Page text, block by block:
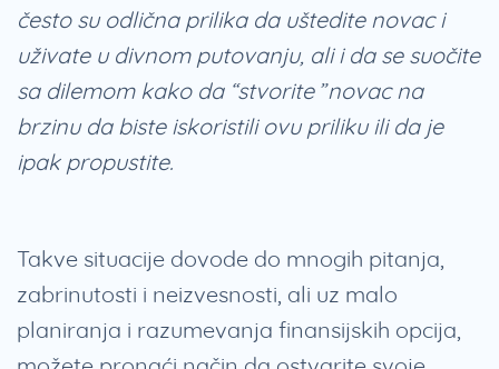
često su odlična prilika da uštedite novac i
uživate u divnom putovanju, ali i da se suočite
sa dilemom kako da “stvorite” novac na
brzinu da biste iskoristili ovu priliku ili da je
ipak propustite.
Takve situacije dovode do mnogih pitanja,
zabrinutosti i neizvesnosti, ali uz malo
planiranja i razumevanja finansijskih opcija,